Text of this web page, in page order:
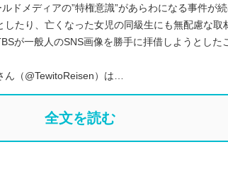
ドメディアの”特権意識”があらわになる事件が
たり、亡くなった女児の同級生にも無配慮な取
が一般人のSNS画像を勝手に拝借しようとした
ん（@TewitoReisen）は…
全文を読む